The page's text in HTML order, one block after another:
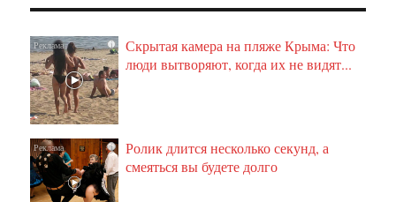
i
Скрытая камера на пляже Крыма: Что
люди вытворяют, когда их не видят...
i
Ролик длится несколько секунд, а
смеяться вы будете долго